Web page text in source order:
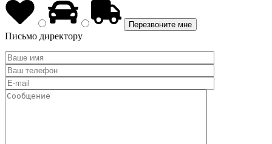
Письмо директору